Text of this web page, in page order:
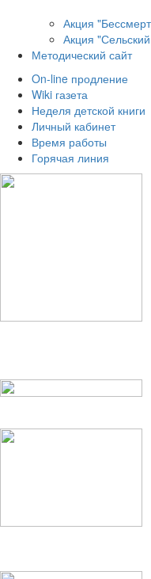
Акция
Акция
Методический сайт
On-line продление
Wiki газета
Неделя детской книги
Личный кабинет
Время работы
Горячая линия